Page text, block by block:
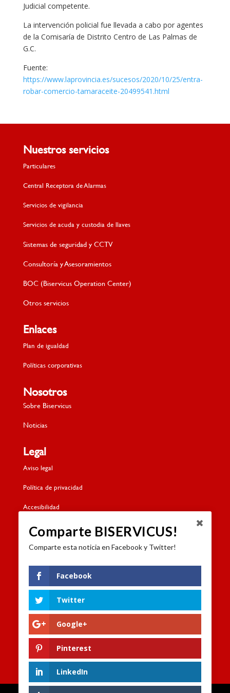
Judicial competente.
La intervención policial fue llevada a cabo por agentes
de la Comisaría de Distrito Centro de Las Palmas de
G.C.
Fuente:
https://www.laprovincia.es/sucesos/2020/10/25/entra-
robar-comercio-tamaraceite-20499541.html
Nuestros servicios
Particulares
Central Receptora de Alarmas
Servicios de vigilancia
Servicios de acuda y custodia de llaves
Sistemas de seguridad y CCTV
Consultoría y Asesoramientos
BOC (Biservicus Operation Center)
Otros servicios
Enlaces
Plan de igualdad
Políticas corporativas
Nosotros
Sobre Biservicus
Noticias
Legal
Aviso legal
Política de privacidad
Accesibilidad
Política de cookies
Contacto
Formulario de contacto
Canal de denuncias
Comparte BISERVICUS!
Comparte esta noticia en Facebook y Twitter!
Facebook
Twitter
Google+
Pinterest
LinkedIn